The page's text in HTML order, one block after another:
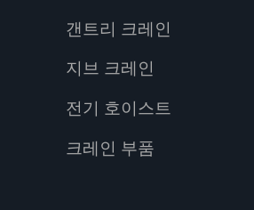
갠트리 크레인
지브 크레인
전기 호이스트
크레인 부품